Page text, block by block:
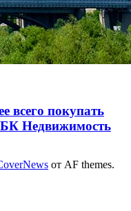
всего покупать
Недвижимость
от AF themes.